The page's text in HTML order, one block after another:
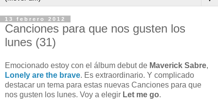
13 febrero 2012
Canciones para que nos gusten los
lunes (31)
Emocionado estoy con el álbum debut de Maverick Sabre,
Lonely are the brave. Es extraordinario. Y complicado
destacar un tema para estas nuevas Canciones para que
nos gusten los lunes. Voy a elegir Let me go.